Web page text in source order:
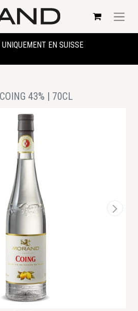
EN SUISSE
COING 43% | 70CL